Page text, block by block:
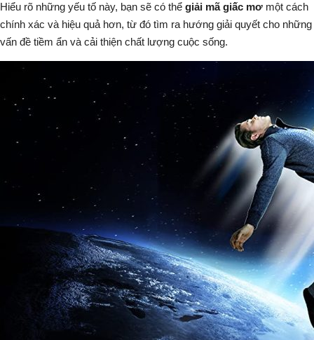
Hiểu rõ những yếu tố này, bạn sẽ có thể giải mã giấc mơ một cách
chính xác và hiệu quả hơn, từ đó tìm ra hướng giải quyết cho những
vấn đề tiềm ẩn và cải thiện chất lượng cuộc sống.